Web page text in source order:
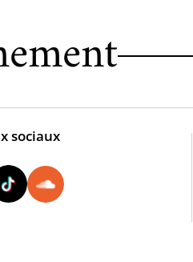
sociaux
Instagram